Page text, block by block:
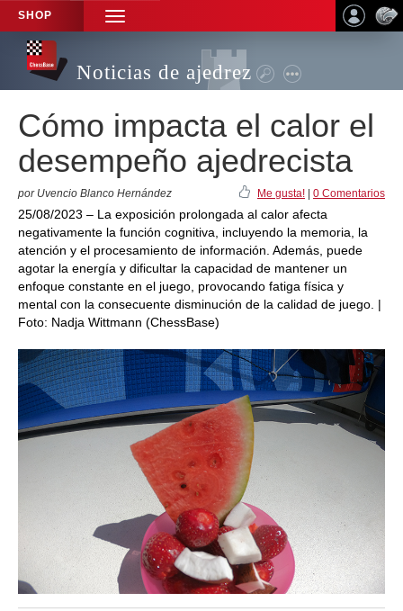
SHOP
TOGGLE
NAVIGATION
Noticias de ajedrez
Cómo impacta el calor el
desempeño ajedrecista
por Uvencio Blanco Hernández Me gusta! 0 Comentarios
25/08/2023 – La exposición prolongada al calor afecta
negativamente la función cognitiva, incluyendo la memoria, la
atención y el procesamiento de información. Además, puede
agotar la energía y dificultar la capacidad de mantener un
enfoque constante en el juego, provocando fatiga física y
mental con la consecuente disminución de la calidad de juego. |
Foto: Nadja Wittmann (ChessBase)